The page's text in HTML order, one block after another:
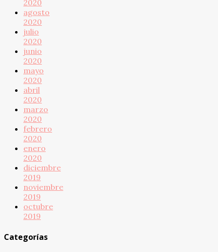
2020
agosto
2020
julio
2020
junio
2020
mayo
2020
abril
2020
marzo
2020
febrero
2020
enero
2020
diciembre
2019
noviembre
2019
octubre
2019
Categorías